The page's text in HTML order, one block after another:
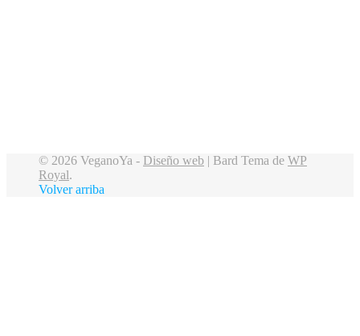
© 2026 VeganoYa - Diseño web | Bard Tema de WP
Royal.
Volver arriba